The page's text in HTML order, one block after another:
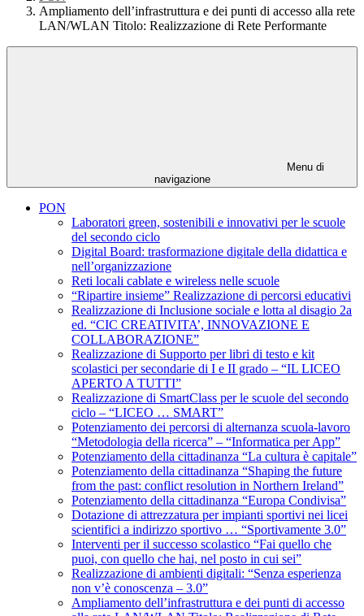
Ampliamento dell’infrastruttura e dei punti di accesso alla rete
LAN/WLAN Titolo: Realizzazione di Rete Performante
Menu di
navigazione
PON
Laboratori green, sostenibili e innovativi per le scuole
del secondo ciclo
Digital Board: trasformazione digitale della didattica e
nell’organizzazione
Reti locali cablate e wireless nelle scuole
“Ripartire insieme” Realizzazione di percorsi educativi
Realizzazione di Inclusione sociale e lotta al disagio 2a
ed. “CIC CREATIVITA’, INNOVAZIONE E
COLLABORAZIONE”
Realizzazione di Supporto per libri di testo e kit
scolastici per secondarie di I e II grado – “IL LICEO
APERTO A TUTTI”
Realizzazione di SmartClass per le scuole del secondo
ciclo – “LICEO … SMART”
Potenziamento dei percorsi di alternanza scuola-lavoro
“Metodologia della ricerca” – “Informatica per App”
Potenziamento della cittadinanza “La cultura è capitale”
Potenziamento della cittadinanza “Shaping the future
from the past: conflict resolution in Northern Ireland”
Potenziamento della cittadinanza “Europa Condivisa”
Dotazione di attrezzatura per impianti sportivi nei licei
scientifici a indirizzo sportivo … “Sportivamente 3.0”
Interventi per il successo scolastico “Fai quello che
puoi, con quello che hai, nel posto in cui sei”
Realizzazione di ambienti digitali: “Senza esperienza
non v’è conoscenza – 3.0”
Ampliamento dell’infrastruttura e dei punti di accesso